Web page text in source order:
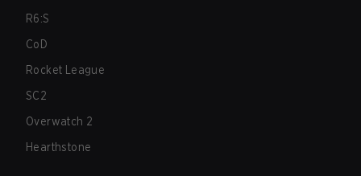
R6:S
CoD
Rocket League
SC2
Overwatch 2
Hearthstone